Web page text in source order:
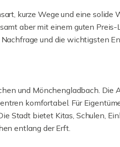
kurze Wege und eine solide
aber mit einem guten
und die wichtigsten
und Mönchengladbach. Die
komfortabel. Für
Stadt bietet Kitas, Schulen,
entlang der Erft.